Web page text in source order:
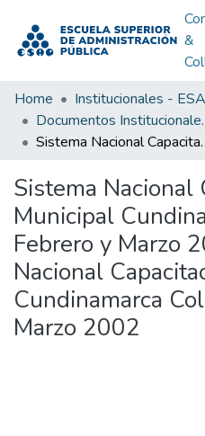
&
Home
Institucionales -
Sistema Nacional Capacitación Municipal
Sistema Nacional
Municipal
Febrero y Marzo
Nacional
Cundinamarca
Marzo 2002